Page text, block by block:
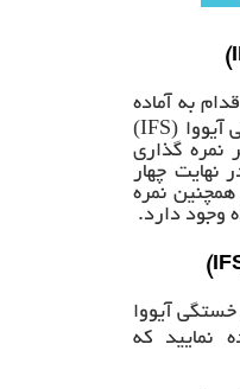
به آماده
(IFS)
نمره گذاری
نهایت چهار
نمره
وجود دارد.
خستگی آیووا
نمایید که